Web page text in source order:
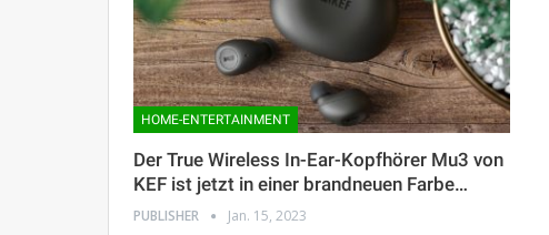
HOME-ENTERTAINMENT
Der True Wireless In-Ear-Kopfhörer Mu3 von
KEF ist jetzt in einer brandneuen Farbe…
PUBLISHER Jan. 15, 2023